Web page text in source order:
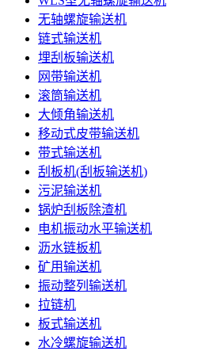
无轴螺旋输送机
链式输送机
埋刮板输送机
网带输送机
滚筒输送机
大倾角输送机
移动式皮带输送机
带式输送机
刮板机(刮板输送机)
污泥输送机
锅炉刮板除渣机
电机振动水平输送机
沥水链板机
矿用输送机
振动整列输送机
拉链机
板式输送机
水冷螺旋输送机